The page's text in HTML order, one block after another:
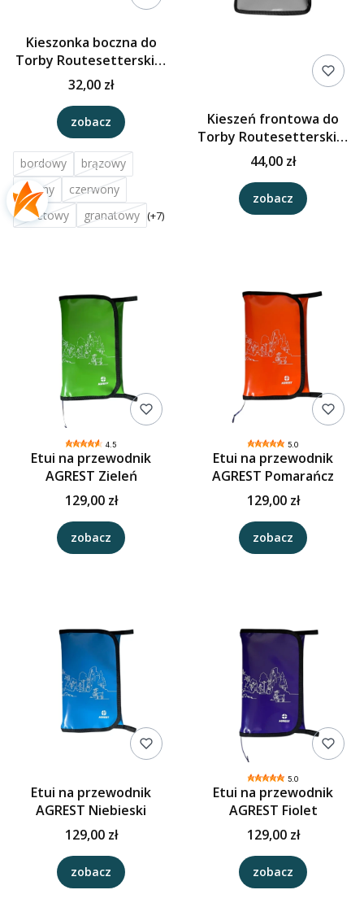
Kieszonka boczna do
Torby Routesetterskiej
HOLD SHOOTER
32,00 zł
zobacz
bordowy
brązowy
czarny
czerwony
fioletowy
granatowy (+7)
Kieszeń frontowa do
Torby Routesetterskiej
HOLD SHOOTER
44,00 zł
zobacz
4.5
Etui na przewodnik
AGREST Zieleń
129,00 zł
zobacz
5.0
Etui na przewodnik
AGREST Pomarańcz
129,00 zł
zobacz
Etui na przewodnik
AGREST Niebieski
129,00 zł
zobacz
5.0
Etui na przewodnik
AGREST Fiolet
129,00 zł
zobacz